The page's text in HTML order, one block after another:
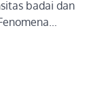
badai dan